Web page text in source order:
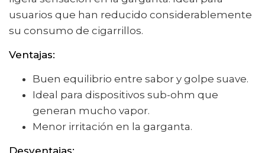
usuarios que han reducido considerablemente
su consumo de cigarrillos.
Ventajas:
Buen equilibrio entre sabor y golpe suave.
Ideal para dispositivos sub-ohm que
generan mucho vapor.
Menor irritación en la garganta.